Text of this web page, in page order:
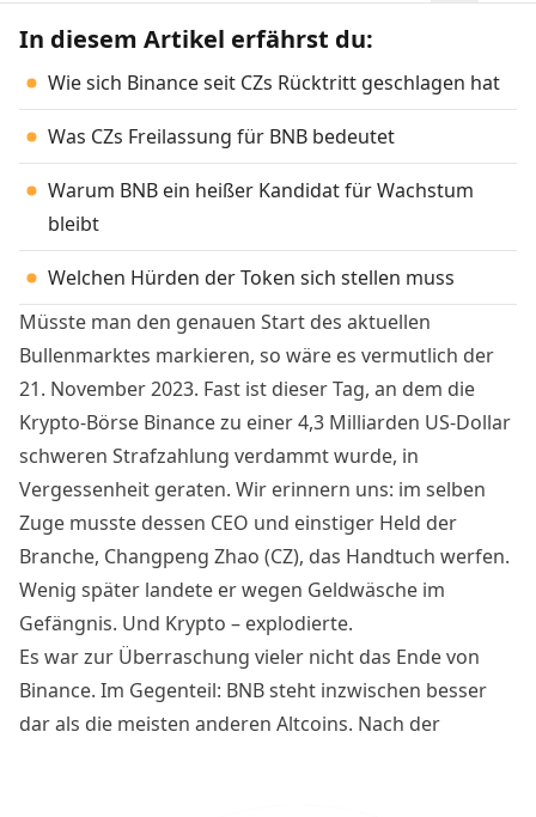
In diesem Artikel erfährst du:
Wie sich Binance seit CZs Rücktritt geschlagen hat
Was CZs Freilassung für BNB bedeutet
Warum BNB ein heißer Kandidat für Wachstum
bleibt
Welchen Hürden der Token sich stellen muss
Müsste man den genauen Start des aktuellen
Bullenmarktes markieren, so wäre es vermutlich der
21. November 2023. Fast ist dieser Tag, an dem die
Krypto-Börse Binance zu einer 4,3 Milliarden US-Dollar
schweren Strafzahlung verdammt wurde, in
Vergessenheit geraten. Wir erinnern uns: im selben
Zuge musste dessen CEO und einstiger Held der
Branche, Changpeng Zhao (CZ), das Handtuch werfen.
Wenig später landete er wegen Geldwäsche im
Gefängnis. Und Krypto – explodierte.
Es war zur Überraschung vieler nicht das Ende von
Binance. Im Gegenteil: BNB steht inzwischen besser
dar als die meisten anderen Altcoins. Nach der